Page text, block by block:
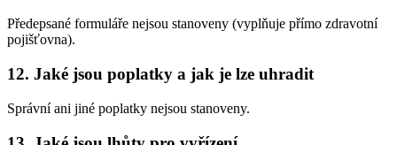
Předepsané formuláře nejsou stanoveny (vyplňuje přímo zdravotní
pojišťovna).
12. Jaké jsou poplatky a jak je lze uhradit
Správní ani jiné poplatky nejsou stanoveny.